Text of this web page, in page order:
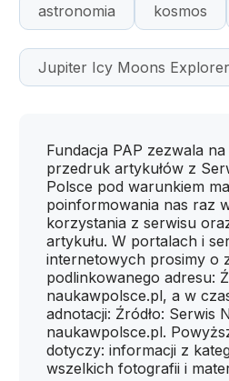
astronomia kosmos
Jupiter Icy Moons Explorer
Fundacja PAP zezwala na
przedruk artykułów z
Polsce pod warunkiem
poinformowania nas raz
korzystania z serwisu
artykułu. W portalach i
internetowych prosimy o
podlinkowanego adresu:
naukawpolsce.pl, a w
adnotacji: Źródło: Serwis
naukawpolsce.pl.
dotyczy: informacji z
wszelkich fotografii i